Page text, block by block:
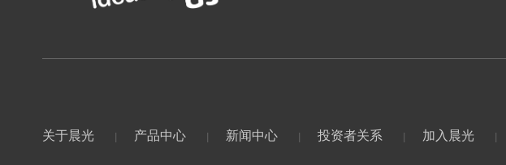
关于晨光 产品中心 新闻中心 投资者关系 加入晨光